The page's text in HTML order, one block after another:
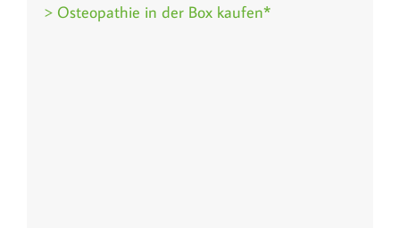
> Osteopathie in der Box kaufen*